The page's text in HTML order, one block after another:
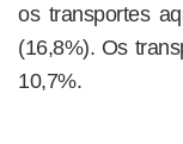
os transportes
(16,8%). Os
10,7%.